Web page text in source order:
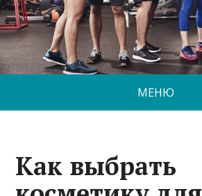
МЕНЮ
Как выбрать